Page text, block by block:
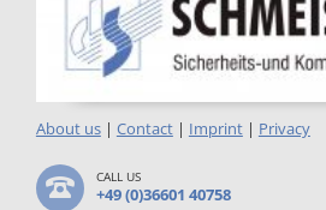
About us| Contact| Imprint| Privacy
CALL US
+49 (0)36601 40758